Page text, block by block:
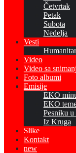
Četvrtak
Petak
Subota
Nedelja
Vesti
Video
Video sa
Foto albumi
Emisije
EKO
EKO
Pesniku u
Iz Kruga
Slike
Kontakt
new